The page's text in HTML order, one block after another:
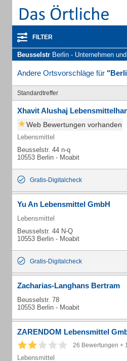
FILTER
Beusselstr Berlin - Unternehmen und Personen
Andere Ortsvorschläge für
Standardtreffer
Xhavit Alushaj
Web Bewertungen vorhanden
Lebensmittel
Beusselstr. 44 n-q
10553 Berlin - Moabit
Gratis-Digitalcheck
Yu An Lebensmittel GmbH
Lebensmittel
Beusselstr. 44 N-Q
10553 Berlin - Moabit
Gratis-Digitalcheck
Zacharias-Langhans Bertram
Beusselstr. 78
10553 Berlin - Moabit
ZARENDOM Lebensmittel
26 Bewertungen +
Lebensmittel